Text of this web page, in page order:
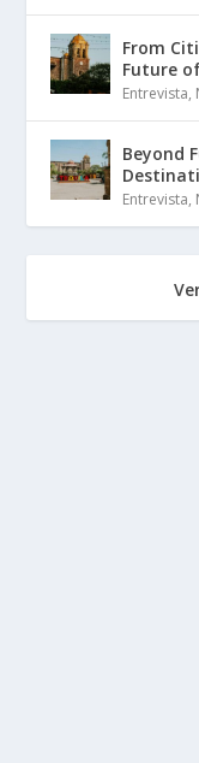
From
Future
Entrevista,
Beyond
Entrevista,